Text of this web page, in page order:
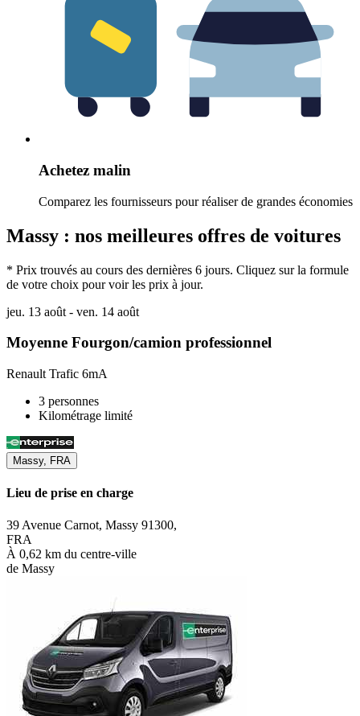
Achetez malin
Comparez les fournisseurs pour réaliser de grandes économies
Massy : nos meilleures offres de voitures
* Prix trouvés au cours des dernières 6 jours. Cliquez sur la formule
de votre choix pour voir les prix à jour.
jeu. 13 août - ven. 14 août
Moyenne Fourgon/camion professionnel
Renault Trafic 6mA
3 personnes
Kilométrage limité
Massy, FRA
Lieu de prise en charge
39 Avenue Carnot, Massy 91300,
FRA
À 0,62 km du centre-ville
de Massy